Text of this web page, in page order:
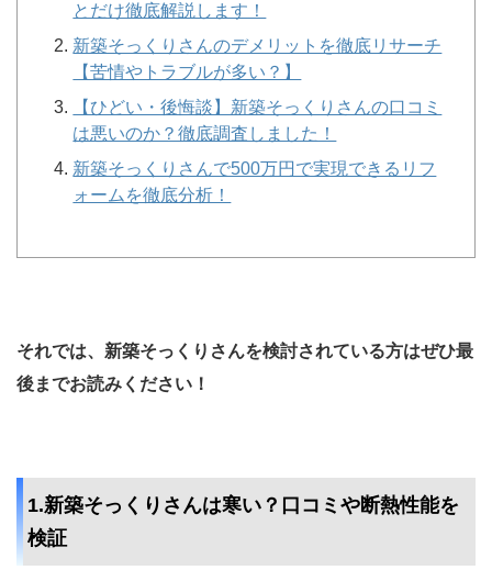
とだけ徹底解説します！
新築そっくりさんのデメリットを徹底リサーチ
【苦情やトラブルが多い？】
【ひどい・後悔談】新築そっくりさんの口コミ
は悪いのか？徹底調査しました！
新築そっくりさんで500万円で実現できるリフ
ォームを徹底分析！
それでは、新築そっくりさんを検討されている方はぜひ最
後までお読みください！
1.新築そっくりさんは寒い？口コミや断熱性能を
検証